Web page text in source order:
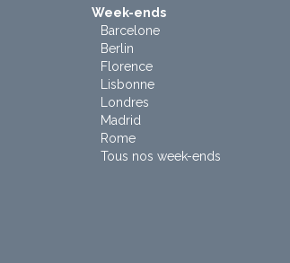
Week-ends
Barcelone
Berlin
Florence
Lisbonne
Londres
Madrid
Rome
Tous nos week-ends